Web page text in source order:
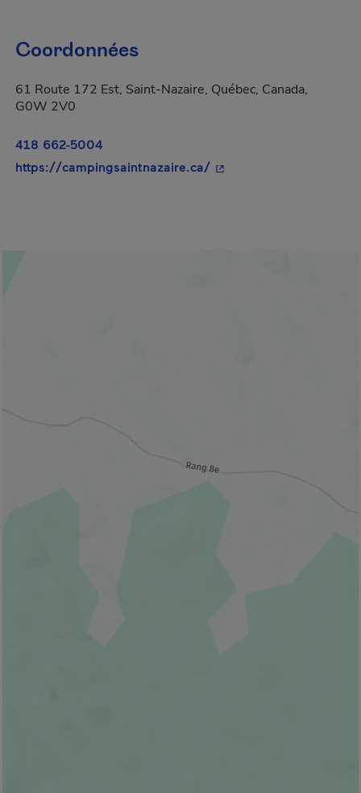
Coordonnées
61 Route 172 Est, Saint-Nazaire, Québec, Canada,
G0W 2V0
418 662-5004
https://campingsaintnazaire.ca/- Cet hyperlien